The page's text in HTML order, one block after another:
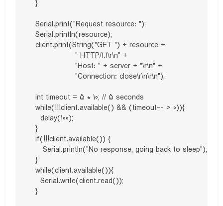
  }
  Serial.print("Request resource: ");
  Serial.println(resource);
  client.print(String("GET ") + resource +
                  " HTTP/1.1\r\n" +
                  "Host: " + server + "\r\n" +
                  "Connection: close\r\n\r\n");
  int timeout = 5 * 10; // 5 seconds
  while(!!!client.available() && (timeout-- > 0)){
    delay(100);
  }
  if(!!!client.available()) {
     Serial.println("No response, going back to sleep");
  }
  while(client.available()){
    Serial.write(client.read());
  }